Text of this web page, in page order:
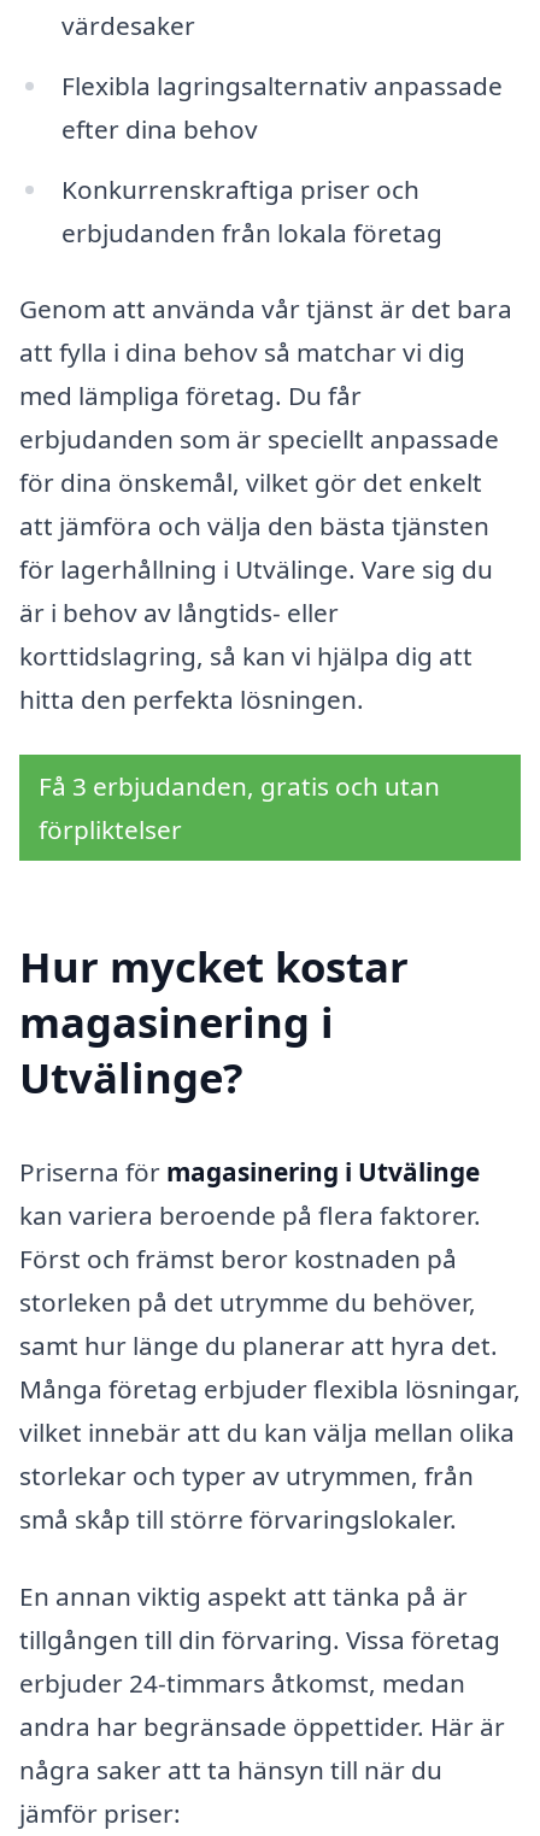
värdesaker
Flexibla lagringsalternativ anpassade
efter dina behov
Konkurrenskraftiga priser och
erbjudanden från lokala företag
Genom att använda vår tjänst är det bara
att fylla i dina behov så matchar vi dig
med lämpliga företag. Du får
erbjudanden som är speciellt anpassade
för dina önskemål, vilket gör det enkelt
att jämföra och välja den bästa tjänsten
för lagerhållning i Utvälinge. Vare sig du
är i behov av långtids- eller
korttidslagring, så kan vi hjälpa dig att
hitta den perfekta lösningen.
Få 3 erbjudanden, gratis och utan
förpliktelser
Hur mycket kostar
magasinering i
Utvälinge?
Priserna för magasinering i Utvälinge
kan variera beroende på flera faktorer.
Först och främst beror kostnaden på
storleken på det utrymme du behöver,
samt hur länge du planerar att hyra det.
Många företag erbjuder flexibla lösningar,
vilket innebär att du kan välja mellan olika
storlekar och typer av utrymmen, från
små skåp till större förvaringslokaler.
En annan viktig aspekt att tänka på är
tillgången till din förvaring. Vissa företag
erbjuder 24-timmars åtkomst, medan
andra har begränsade öppettider. Här är
några saker att ta hänsyn till när du
jämför priser: